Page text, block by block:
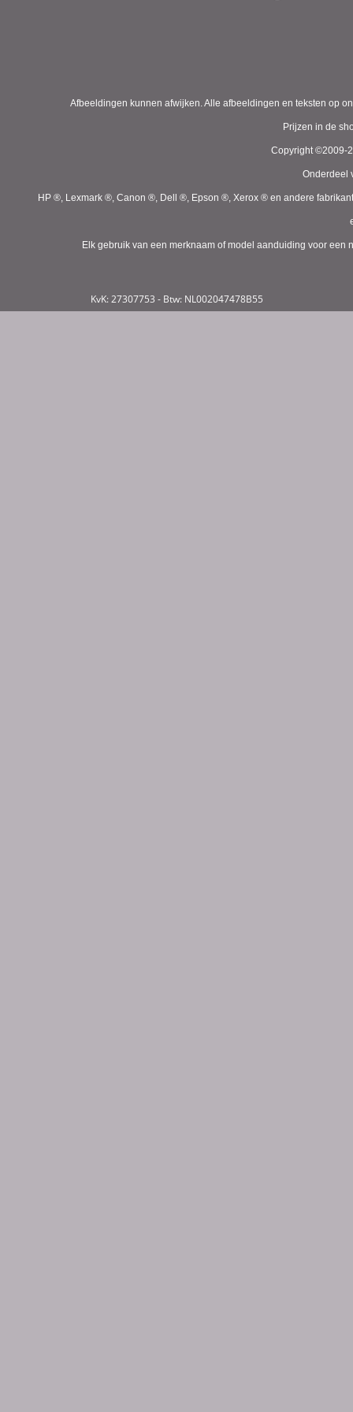
Afbeeldingen kunnen afwijken. Alle afbeeldingen en teksten op
Prijzen in de
Copyright ©2009-
Onderdeel
HP ®, Lexmark ®, Canon ®, Dell ®, Epson ®, Xerox ® en andere
Elk gebruik van een merknaam of model aanduiding voor
KvK: 27307753 - Btw: NL002047478B55